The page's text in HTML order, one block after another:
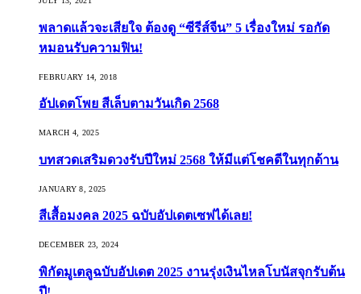
พลาดแล้วจะเสียใจ ต้องดู “ซีรีส์จีน” 5 เรื่องใหม่ รอกัด
หมอนรับความฟิน!
FEBRUARY 14, 2018
อัปเดตโพย สีเล็บตามวันเกิด 2568
MARCH 4, 2025
บทสวดเสริมดวงรับปีใหม่ 2568 ให้มีแต่โชคดีในทุกด้าน
JANUARY 8, 2025
สีเสื้อมงคล 2025 ฉบับอัปเดตเซฟได้เลย!
DECEMBER 23, 2024
พิกัดมูเตลูฉบับอัปเดต 2025 งานรุ่งเงินไหลโบนัสจุกรับต้น